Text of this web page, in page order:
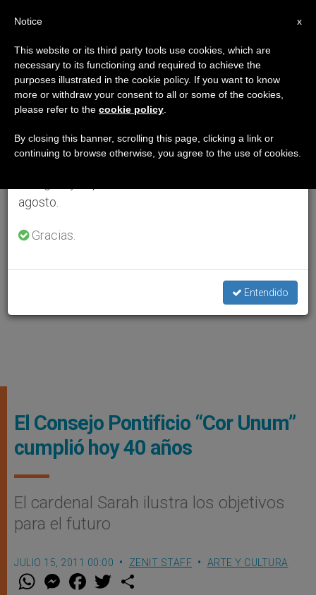
El Consejo Pontificio “Cor Unum”
cumplió hoy 40 años
El cardenal Sarah ilustra los objetivos
para el futuro
JULIO 15, 2011 00:00 ZENIT STAFF ARTE Y CULTURA
W M
e
F
a w
×
Aviso importante
Del 27 de julio al 7 de agosto haremos la pausa
anual, aprovechando que en el periodo de verano
se generan menos informaciones y también el
agosto.
Gracias.
Entendido
x
Notice
This website or its third party tools use cookies, which are
necessary to its functioning and required to achieve the
purposes illustrated in the cookie policy. If you want to know
more or withdraw your consent to all or some of the cookies,
please refer to the cookie policy
By closing this banner, scrolling this page, clicking a link or
continuing to browse otherwise, you agree to the use of cookies.